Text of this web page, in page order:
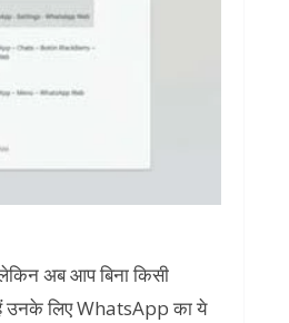
अब आप बिना किसी
उनके लिए WhatsApp का ये